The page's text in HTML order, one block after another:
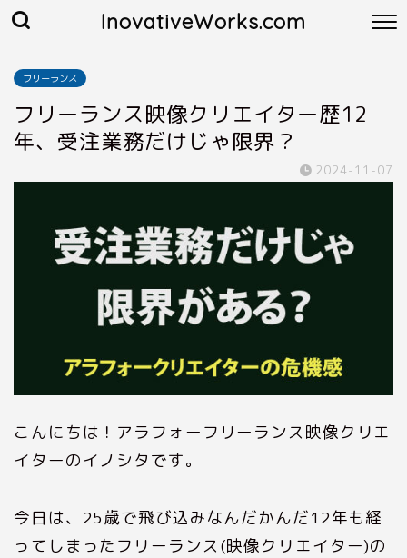
InovativeWorks.com
フリーランス
フリーランス映像クリエイター歴12
年、受注業務だけじゃ限界？
2024-11-07
こんにちは！アラフォーフリーランス映像クリエ
イターのイノシタです。
今日は、25歳で飛び込みなんだかんだ12年も経
ってしまったフリーランス(映像クリエイター)の